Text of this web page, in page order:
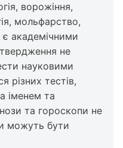
ворожіння,
мольфарство,
академічними
не
науковими
різних тестів,
іменем та
та гороскопи не
можуть бути